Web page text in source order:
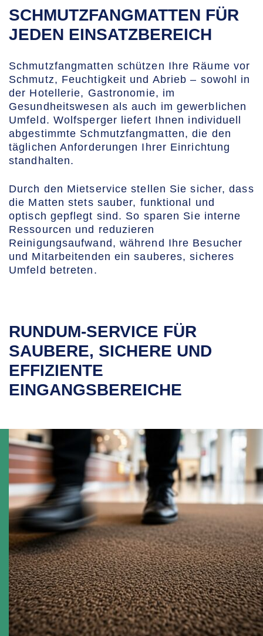
SCHMUTZFANGMATTEN FÜR
JEDEN EINSATZBEREICH
Schmutzfangmatten schützen Ihre Räume vor
Schmutz, Feuchtigkeit und Abrieb – sowohl in
der Hotellerie, Gastronomie, im
Gesundheitswesen als auch im gewerblichen
Umfeld. Wolfsperger liefert Ihnen individuell
abgestimmte Schmutzfangmatten, die den
täglichen Anforderungen Ihrer Einrichtung
standhalten.
Durch den Mietservice stellen Sie sicher, dass
die Matten stets sauber, funktional und
optisch gepflegt sind. So sparen Sie interne
Ressourcen und reduzieren
Reinigungsaufwand, während Ihre Besucher
und Mitarbeitenden ein sauberes, sicheres
Umfeld betreten.
RUNDUM-SERVICE FÜR
SAUBERE, SICHERE UND
EFFIZIENTE
EINGANGSBEREICHE